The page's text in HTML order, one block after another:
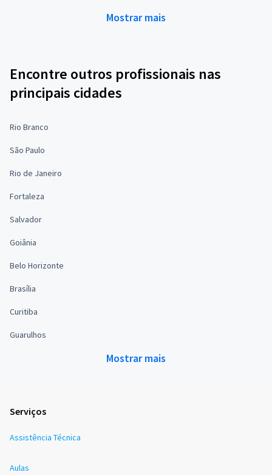
Mostrar mais
Encontre outros profissionais nas
principais cidades
Rio Branco
São Paulo
Rio de Janeiro
Fortaleza
Salvador
Goiânia
Belo Horizonte
Brasília
Curitiba
Guarulhos
Mostrar mais
Serviços
Assistência Técnica
Aulas